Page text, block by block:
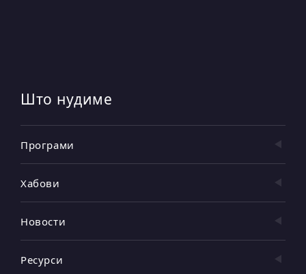
Што нудиме
Програми
Хабови
Новости
Ресурси